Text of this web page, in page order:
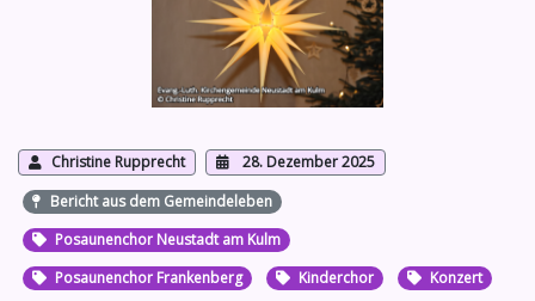
Christine Rupprecht
28. Dezember 2025
Bericht aus dem Gemeindeleben
Posaunenchor Neustadt am Kulm
Posaunenchor Frankenberg
Kinderchor
Konzert